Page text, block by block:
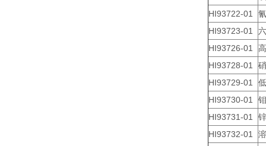
HI93722-01
HI93723-01
HI93726-01
HI93728-01
HI93729-01
HI93730-01
HI93731-01
HI93732-01